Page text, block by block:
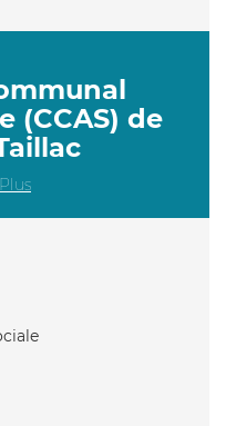
(CCAS) de